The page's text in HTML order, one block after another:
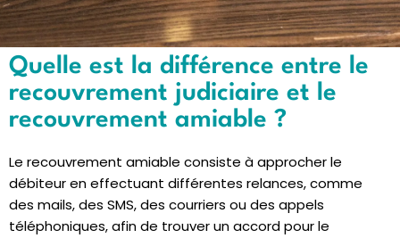
Quelle est la différence entre le
recouvrement judiciaire et le
recouvrement amiable ?
Le recouvrement amiable consiste à approcher le
débiteur en effectuant différentes relances, comme
des mails, des SMS, des courriers ou des appels
téléphoniques, afin de trouver un accord pour le